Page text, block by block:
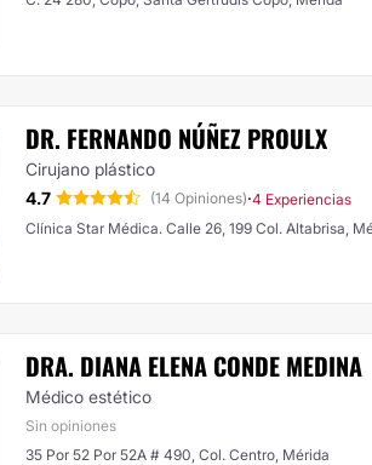
DR. FERNANDO NÚÑEZ PROULX
Cirujano plástico
4.7
(14 Opiniones)·4 Experiencias
Clínica Star Médica. Calle 26, 199 Col. Altabrisa,
DRA. DIANA ELENA CONDE MEDINA
Médico estético
Sin opiniones
35 Por 52 Por 52A # 490, Col. Centro, Mérida